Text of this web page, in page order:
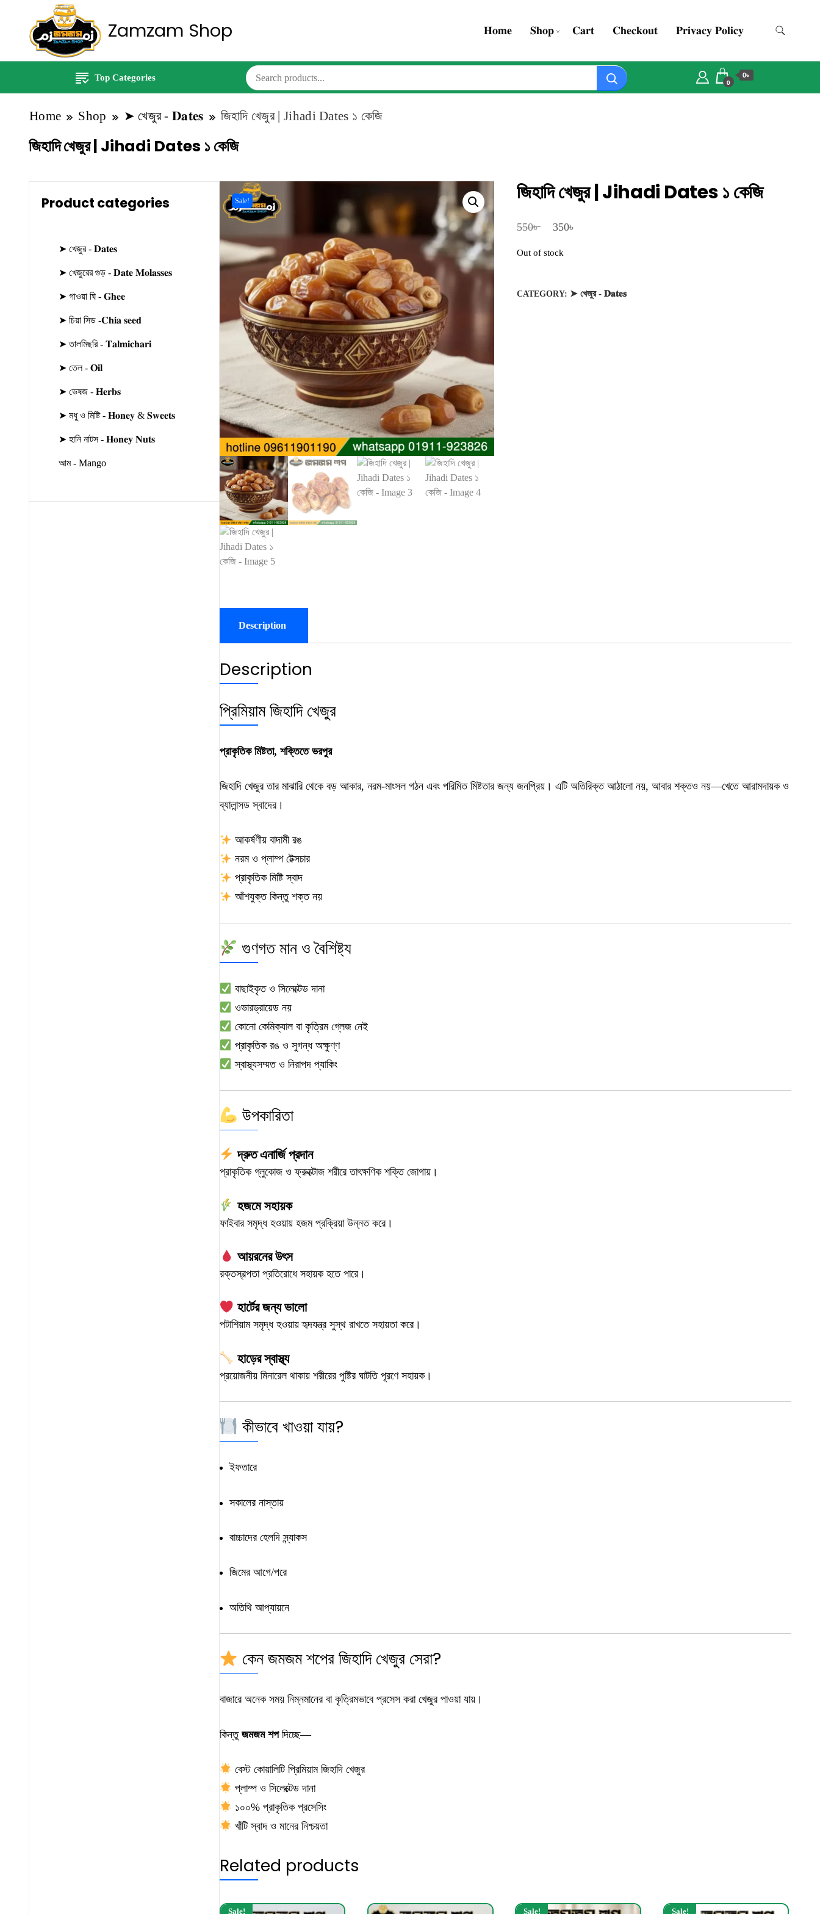
Zamzam Shop 𝐇𝐨𝐦𝐞 𝐒𝐡𝐨𝐩 𝐂𝐚𝐫𝐭 𝐂𝐡𝐞𝐜𝐤𝐨𝐮𝐭 𝐏𝐫𝐢𝐯𝐚𝐜𝐲 𝐏𝐨𝐥𝐢𝐜𝐲
Top Categories 0
0৳
Home Shop ➤ খেজুর - 𝐃𝐚𝐭𝐞𝐬 জিহাদি খেজুর | Jihadi Dates ১ কেজি
জিহাদি খেজুর | Jihadi Dates ১ কেজি
Sale! জিহাদি খেজুর | Jihadi Dates ১ কেজি
550৳
Original
350৳
Out of stock
CATEGORY: ➤ খেজুর - 𝐃𝐚𝐭𝐞𝐬
Description
Description
প্রিমিয়াম জিহাদি খেজুর
প্রাকৃতিক মিষ্টতা, শক্তিতে ভরপুর
জিহাদি খেজুর তার মাঝারি থেকে বড় আকার, নরম-মাংসল গঠন এবং পরিমিত মিষ্টতার জন্য জনপ্রিয়। এটি অতিরিক্ত আঠালো নয়, আবার শক্তও নয়—খেতে আরামদায়ক ও
ব্যালান্সড স্বাদের।
আকর্ষণীয় বাদামী রঙ
নরম ও প্লাম্প টেক্সচার
প্রাকৃতিক মিষ্টি স্বাদ
আঁশযুক্ত কিন্তু শক্ত নয়
গুণগত মান ও বৈশিষ্ট্য
বাছাইকৃত ও সিলেক্টেড দানা
ওভারড্রায়েড নয়
কোনো কেমিক্যাল বা কৃত্রিম গ্লেজ নেই
প্রাকৃতিক রঙ ও সুগন্ধ অক্ষুণ্ণ
স্বাস্থ্যসম্মত ও নিরাপদ প্যাকিং
উপকারিতা
দ্রুত এনার্জি প্রদান
প্রাকৃতিক গ্লুকোজ ও ফ্রুক্টোজ শরীরে তাৎক্ষণিক শক্তি জোগায়।
হজমে সহায়ক
ফাইবার সমৃদ্ধ হওয়ায় হজম প্রক্রিয়া উন্নত করে।
আয়রনের উৎস
রক্তস্বল্পতা প্রতিরোধে সহায়ক হতে পারে।
হার্টের জন্য ভালো
পটাশিয়াম সমৃদ্ধ হওয়ায় হৃদযন্ত্র সুস্থ রাখতে সহায়তা করে।
হাড়ের স্বাস্থ্য
প্রয়োজনীয় মিনারেল থাকায় শরীরের পুষ্টির ঘাটতি পূরণে সহায়ক।
কীভাবে খাওয়া যায়?
ইফতারে
সকালের নাস্তায়
বাচ্চাদের হেলদি স্ন্যাকস
জিমের আগে/পরে
অতিথি আপ্যায়নে
কেন জমজম শপের জিহাদি খেজুর সেরা?
বাজারে অনেক সময় নিম্নমানের বা কৃত্রিমভাবে প্রসেস করা খেজুর পাওয়া যায়।
কিন্তু জমজম শপদিচ্ছে—
বেস্ট কোয়ালিটি প্রিমিয়াম জিহাদি খেজুর
প্লাম্প ও সিলেক্টেড দানা
১০০% প্রাকৃতিক প্রসেসিং
খাঁটি স্বাদ ও মানের নিশ্চয়তা
Related products
Sale! Sale! Sale!
Product categories
➤ খেজুর - 𝐃𝐚𝐭𝐞𝐬
➤ খেজুরের গুড় - 𝐃𝐚𝐭𝐞 𝐌𝐨𝐥𝐚𝐬𝐬𝐞𝐬
➤ গাওয়া ঘি - 𝐆𝐡𝐞𝐞
➤ চিয়া সিড -𝐂𝐡𝐢𝐚 𝐬𝐞𝐞𝐝
➤ তালমিছরি - 𝐓𝐚𝐥𝐦𝐢𝐜𝐡𝐚𝐫𝐢
➤ তেল - 𝐎𝐢𝐥
➤ ভেষজ - 𝐇𝐞𝐫𝐛𝐬
➤ মধু ও মিষ্টি - 𝐇𝐨𝐧𝐞𝐲 & 𝐒𝐰𝐞𝐞𝐭𝐬
➤ হানি নাটস - 𝐇𝐨𝐧𝐞𝐲 𝐍𝐮𝐭𝐬
আম - Mango